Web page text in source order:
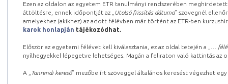
Ezen az oldalon az egyetem ETR tanulmányi rendszerében
áttöltésre, ennek időpontját az „ Utolsó frissítés dátuma” szövegnél
amelyekhez (akikhez) az adott félévben már történt az ETR-ben
karok honlapján tájékozódhat.
Először az egyetemi félévet kell kiválasztania, ez az oldal tetején a „
…
nyílhegyekkel lépegetve lehetséges. Magán a feliraton való kattintás az
A „ Tanrendi kereső” mezőbe írt szöveggel általános keresést végezhet